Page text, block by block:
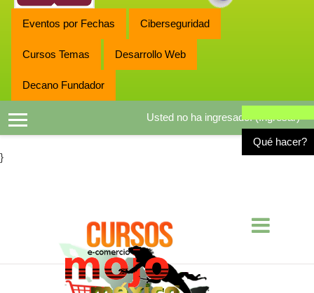
Eventos por Fechas Ciberseguridad
Cursos Temas Desarrollo Web
Decano Fundador
Pánel lateral Usted no ha ingresado. (Ingresar)
Qué
}